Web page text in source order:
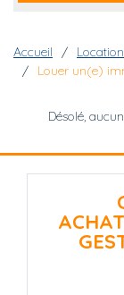
Fil d'Ariane
Accueil Location
Louer un(e)
Désolé,